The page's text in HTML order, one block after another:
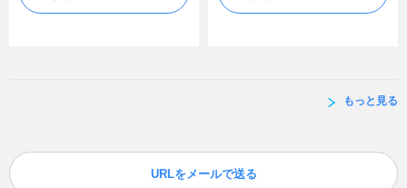
もっと見る
URLをメールで送る